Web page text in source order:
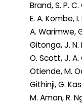
Brand, S. P.
E. A. Kombe,
A. Warimwe,
Gitonga, J. N.
O. Scott, J. A.
Otiende, M.
Githinji, G.
M. Aman, R.